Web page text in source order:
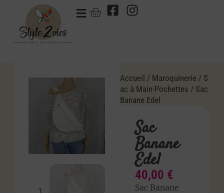
Accueil / Maroquinerie / S
ac à Main-Pochettes / Sac
Banane Edel
Sac
Banane
Edel
40,00 €
Sac Banane